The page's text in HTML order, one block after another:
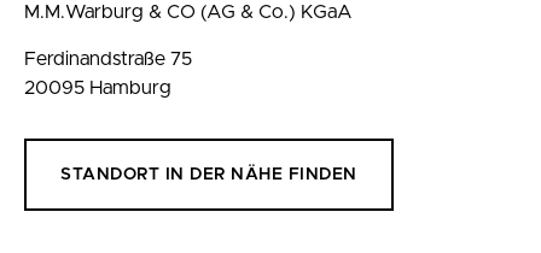
M.M.Warburg & CO (AG & Co.) KGaA
Ferdinandstraße 75
20095 Hamburg
STANDORT IN DER NÄHE FINDEN